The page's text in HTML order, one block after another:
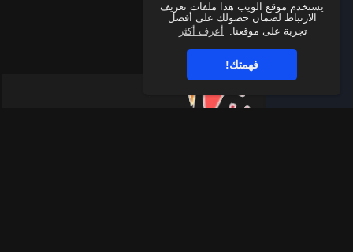
يستخدم موقع الويب هذا ملفات تعريف
الارتباط لضمان حصولك على أفضل
تجربة على موقعنا.
أعرف أكثر
فهمتك!